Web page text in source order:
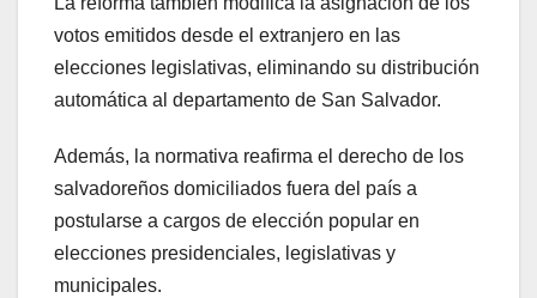
votos emitidos desde el extranjero en las
elecciones legislativas, eliminando su distribución
automática al departamento de San Salvador.
Además, la normativa reafirma el derecho de los
salvadoreños domiciliados fuera del país a
postularse a cargos de elección popular en
elecciones presidenciales, legislativas y
municipales.